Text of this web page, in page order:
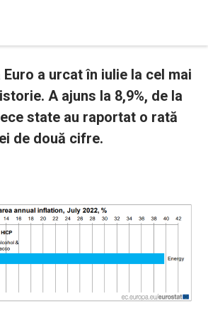
a urcat în iulie la cel mai
A ajuns la 8,9%, de la
state au raportat o rată
de două cifre.